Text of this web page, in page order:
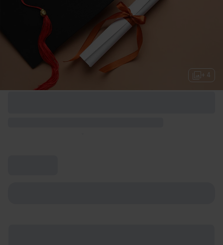
+ 4